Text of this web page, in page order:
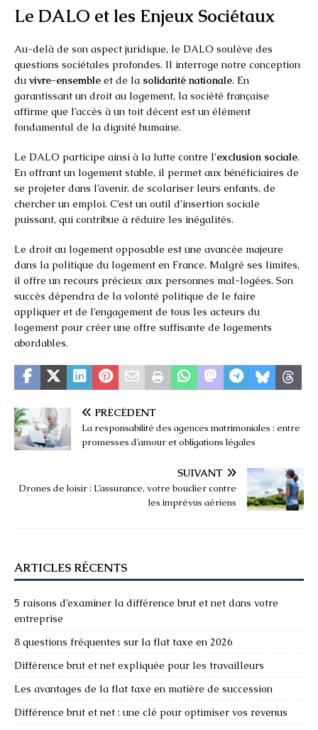
Le DALO et les Enjeux Sociétaux
Au-delà de son aspect juridique, le DALO soulève des
questions sociétales profondes. Il interroge notre conception
du vivre-ensemble et de la solidarité nationale. En
garantissant un droit au logement, la société française
affirme que l’accès à un toit décent est un élément
fondamental de la dignité humaine.
Le DALO participe ainsi à la lutte contre l’exclusion sociale.
En offrant un logement stable, il permet aux bénéficiaires de
se projeter dans l’avenir, de scolariser leurs enfants, de
chercher un emploi. C’est un outil d’insertion sociale
puissant, qui contribue à réduire les inégalités.
Le droit au logement opposable est une avancée majeure
dans la politique du logement en France. Malgré ses limites,
il offre un recours précieux aux personnes mal-logées. Son
succès dépendra de la volonté politique de le faire
appliquer et de l’engagement de tous les acteurs du
logement pour créer une offre suffisante de logements
abordables.
PRÉCÉDENT
La responsabilité des agences matrimoniales : entre
promesses d’amour et obligations légales
SUIVANT
Drones de loisir : L’assurance, votre bouclier contre
les imprévus aériens
ARTICLES RÉCENTS
5 raisons d’examiner la différence brut et net dans votre
entreprise
8 questions fréquentes sur la flat taxe en 2026
Différence brut et net expliquée pour les travailleurs
Les avantages de la flat taxe en matière de succession
Différence brut et net : une clé pour optimiser vos revenus